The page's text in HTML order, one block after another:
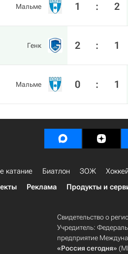
Мальме 1 : 2
Генк 2 : 1
Мальме 0 : 1
катание Биатлон ЗОЖ
Реклама Продукты и
Свидетельство о
Учредитель:
предприятие
«Россия сегодня»